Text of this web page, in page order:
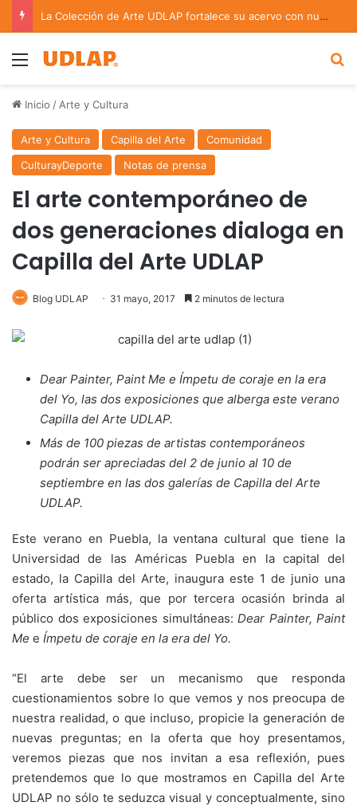
La Colección de Arte UDLAP fortalece su acervo con nuevas obras de artistas emergentes y consolidados
Menu
Inicio / Arte y Cultura
Arte y Cultura Capilla del Arte
Comunidad
CulturayDeporte
Notas de prensa
El arte contemporáneo de
dos generaciones dialoga en
Capilla del Arte UDLAP
Blog UDLAP 31 mayo, 2017 2 minutos de lectura
Dear Painter, Paint Me e Ímpetu de coraje en la era
del Yo, las dos exposiciones que alberga este verano
Capilla del Arte UDLAP.
Más de 100 piezas de artistas contemporáneos
podrán ser apreciadas del 2 de junio al 10 de
septiembre en las dos galerías de Capilla del Arte
UDLAP.
Este verano en Puebla, la ventana cultural que tiene la
Universidad de las Américas Puebla en la capital del
estado, la Capilla del Arte, inaugura este 1 de junio una
oferta artística más, que por tercera ocasión brinda al
público dos exposiciones simultáneas: Dear Painter, Paint
Me e Ímpetu de coraje en la era del Yo.
“El arte debe ser un mecanismo que responda
cuestionamientos sobre lo que vemos y nos preocupa de
nuestra realidad, o que incluso, propicie la generación de
nuevas preguntas; en la oferta que hoy presentamos,
veremos piezas que nos invitan a esa reflexión, pues
pretendemos que lo que mostramos en Capilla del Arte
UDLAP no sólo te seduzca visual y conceptualmente, sino